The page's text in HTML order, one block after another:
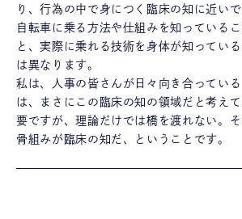
り、行為の中で身につく臨床の知に近いで
自転車に乗る方法や仕組みを知っているこ
と、実際に乗れる技術を身体が知っている
は異なります。
私は、人事の皆さんが日々向き合っている
は、まさにこの臨床の知の領域だと考え
要ですが、理論だけでは橋を渡れない。
骨組みが臨床の知だ、ということです。